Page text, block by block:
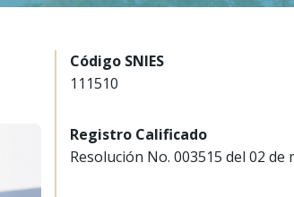
Código SNIES
111510
Registro Calificado
Resolución No. 003515 del 02 de